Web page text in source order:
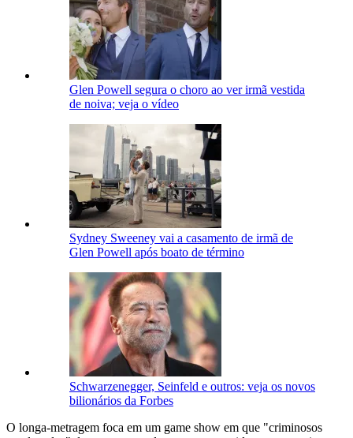
Glen Powell segura o choro ao ver irmã vestida
de noiva; veja o vídeo
Sydney Sweeney vai a casamento de irmã de
Glen Powell após boato de término
Schwarzenegger, Seinfeld e outros: veja os novos
bilionários da Forbes
O longa-metragem foca em um game show em que "criminosos